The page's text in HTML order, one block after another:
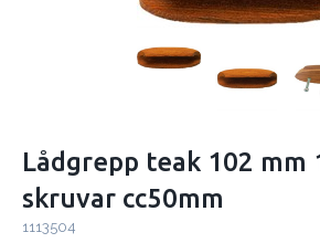
Lådgrepp teak 102 mm
skruvar cc50mm
1113504